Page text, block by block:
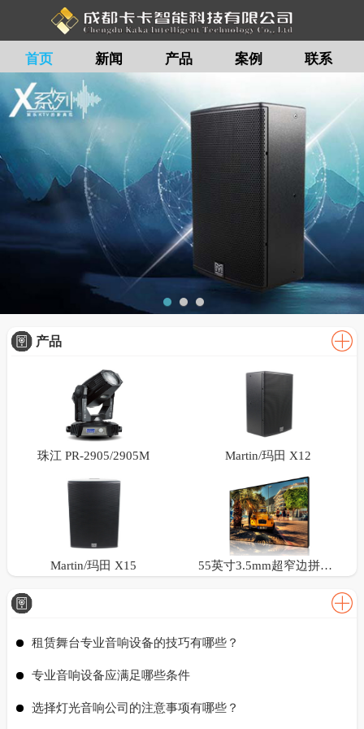
首页 新闻 产品 案例 联系
留言
产品
珠江 PR-2905/2905M Martin/玛田 X12
Martin/玛田 X15 55英寸3.5mm超窄边拼接屏
租赁舞台专业音响设备的技巧有哪些？
专业音响设备应满足哪些条件
选择灯光音响公司的注意事项有哪些？